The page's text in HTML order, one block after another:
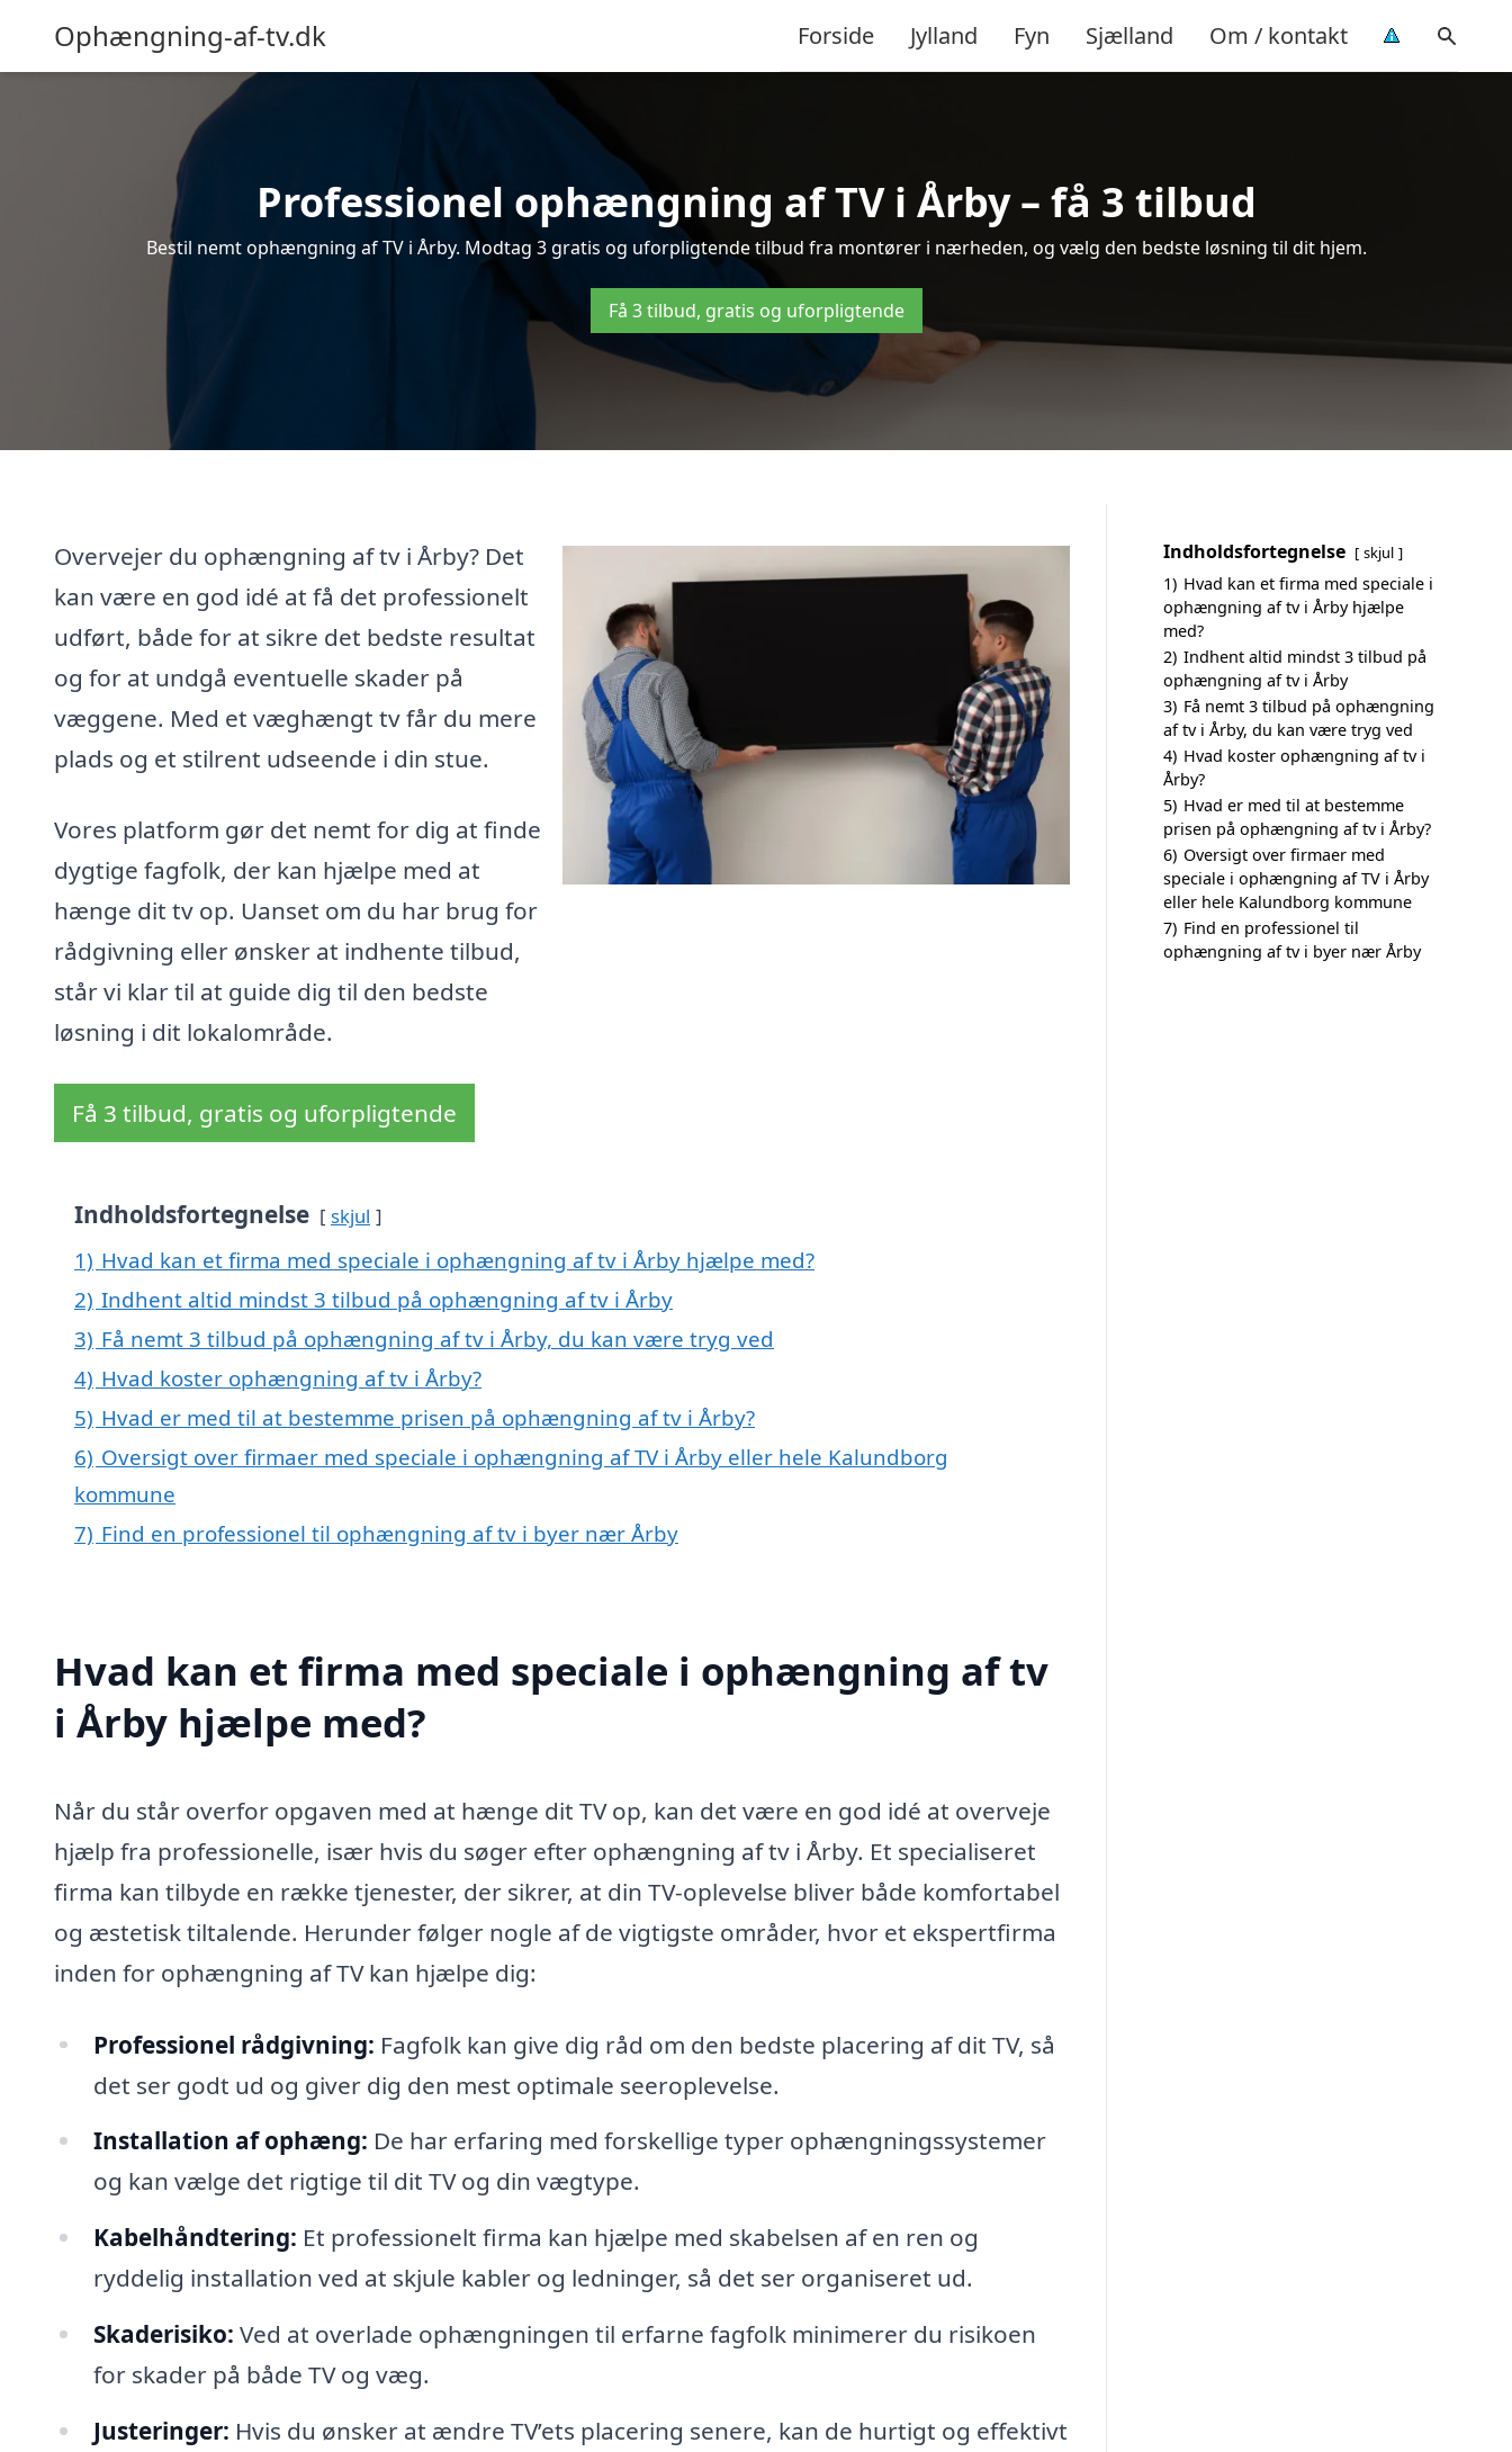
Ophængning-af-tv.dk Forside Jylland Fyn Sjælland Om / kontakt
Professionel ophængning af TV i Årby – få 3 tilbud
Bestil nemt ophængning af TV i Årby. Modtag 3 gratis og uforpligtende tilbud fra montører i nærheden, og vælg den bedste løsning til dit hjem.
Få 3 tilbud, gratis og uforpligtende
Overvejer du ophængning af tv i Årby? Det
kan være en god idé at få det professionelt
udført, både for at sikre det bedste resultat
og for at undgå eventuelle skader på
væggene. Med et væghængt tv får du mere
plads og et stilrent udseende i din stue.
Vores platform gør det nemt for dig at finde
dygtige fagfolk, der kan hjælpe med at
hænge dit tv op. Uanset om du har brug for
rådgivning eller ønsker at indhente tilbud,
står vi klar til at guide dig til den bedste
løsning i dit lokalområde.
Få 3 tilbud, gratis og uforpligtende
Indholdsfortegnelse skjul
1) Hvad kan et firma med speciale i ophængning af tv i Årby hjælpe med?
2) Indhent altid mindst 3 tilbud på ophængning af tv i Årby
3) Få nemt 3 tilbud på ophængning af tv i Årby, du kan være tryg ved
4) Hvad koster ophængning af tv i Årby?
5) Hvad er med til at bestemme prisen på ophængning af tv i Årby?
6) Oversigt over firmaer med speciale i ophængning af TV i Årby eller hele Kalundborg
kommune
7) Find en professionel til ophængning af tv i byer nær Årby
Hvad kan et firma med speciale i ophængning af tv
i Årby hjælpe med?
Når du står overfor opgaven med at hænge dit TV op, kan det være en god idé at overveje
hjælp fra professionelle, især hvis du søger efter ophængning af tv i Årby. Et specialiseret
firma kan tilbyde en række tjenester, der sikrer, at din TV-oplevelse bliver både komfortabel
og æstetisk tiltalende. Herunder følger nogle af de vigtigste områder, hvor et ekspertfirma
inden for ophængning af TV kan hjælpe dig:
Professionel rådgivning: Fagfolk kan give dig råd om den bedste placering af dit TV, så
det ser godt ud og giver dig den mest optimale seeroplevelse.
Installation af ophæng: De har erfaring med forskellige typer ophængningssystemer
og kan vælge det rigtige til dit TV og din vægtype.
Kabelhåndtering: Et professionelt firma kan hjælpe med skabelsen af en ren og
ryddelig installation ved at skjule kabler og ledninger, så det ser organiseret ud.
Skaderisiko: Ved at overlade ophængningen til erfarne fagfolk minimerer du risikoen
for skader på både TV og væg.
Justeringer: Hvis du ønsker at ændre TV’ets placering senere, kan de hurtigt og effektivt
Indholdsfortegnelse skjul
1) Hvad kan et firma med speciale i
ophængning af tv i Årby hjælpe
med?
2) Indhent altid mindst 3 tilbud på
ophængning af tv i Årby
3) Få nemt 3 tilbud på ophængning
af tv i Årby, du kan være tryg ved
4) Hvad koster ophængning af tv i
Årby?
5) Hvad er med til at bestemme
prisen på ophængning af tv i Årby?
6) Oversigt over firmaer med
speciale i ophængning af TV i Årby
eller hele Kalundborg kommune
7) Find en professionel til
ophængning af tv i byer nær Årby